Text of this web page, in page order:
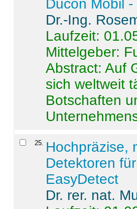
Ducon Mobil
Dr.-Ing.
Laufzeit:
Mittelgeber:
Abstract:Auf
sich weltweit
Botschaften
25. Hochpräzise,
Detektoren
EasyDetect
Dr. rer. nat.